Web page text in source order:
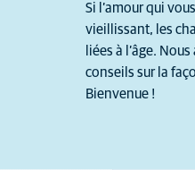
Si l’amour qui
vieillissant, les
liées à l’âge.
conseils sur la
Bienvenue !